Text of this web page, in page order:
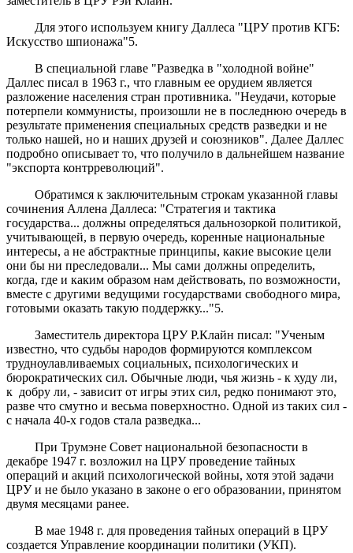
Для этого используем книгу Даллеса "ЦРУ против КГБ:
Искусство шпионажа"5.
В специальной главе "Разведка в "холодной войне"
Даллес писал в 1963 г., что главным ее орудием является
разложение населения стран противника. "Неудачи, которые
потерпели коммунисты, произошли не в последнюю очередь в
результате применения специальных средств разведки и не
только нашей, но и наших друзей и союзников". Далее Даллес
подробно описывает то, что получило в дальнейшем название
"экспорта контрреволюций".
Обратимся к заключительным строкам указанной главы
сочинения Аллена Даллеса: "Стратегия и тактика
государства... должны определяться дальнозоркой политикой,
учитывающей, в первую очередь, коренные национальные
интересы, а не абстрактные принципы, какие высокие цели
они бы ни преследовали... Мы сами должны определить,
когда, где и каким образом нам действовать, по возможности,
вместе с другими ведущими государствами свободного мира,
готовыми оказать такую поддержку..."5.
Заместитель директора ЦРУ Р.Клайн писал: "Ученым
известно, что судьбы народов формируются комплексом
трудноулавливаемых социальных, психологических и
бюрократических сил. Обычные люди, чья жизнь - к худу ли,
к добру ли, - зависит от игры этих сил, редко понимают это,
разве что смутно и весьма поверхностно. Одной из таких сил -
с начала 40-х годов стала разведка...
При Трумэне Совет национальной безопасности в
декабре 1947 г. возложил на ЦРУ проведение тайных
операций и акций психологической войны, хотя этой задачи
ЦРУ и не было указано в законе о его образовании, принятом
двумя месяцами ранее.
В мае 1948 г. для проведения тайных операций в ЦРУ
создается Управление координации политики (УКП).